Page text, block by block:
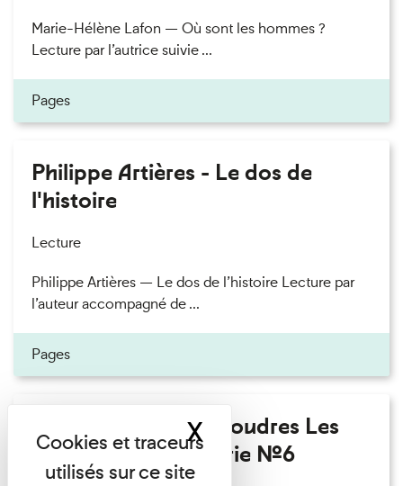
Marie-Hélène Lafon — Où sont les hommes ?
Lecture par l’autrice suivie ...
Pages
Philippe Artières - Le dos de
l'histoire
Lecture
Philippe Artières — Le dos de l’histoire Lecture par
l’auteur accompagné de ...
Pages
Fanny Taillandier - Foudres Les
Invités de l’Imprimerie n°6
XMasquer le